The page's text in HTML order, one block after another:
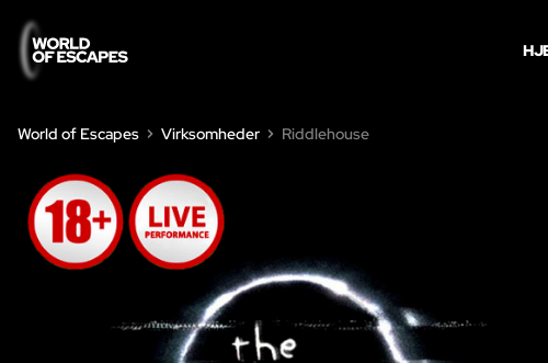
World of Escapes Virksomheder Riddlehouse